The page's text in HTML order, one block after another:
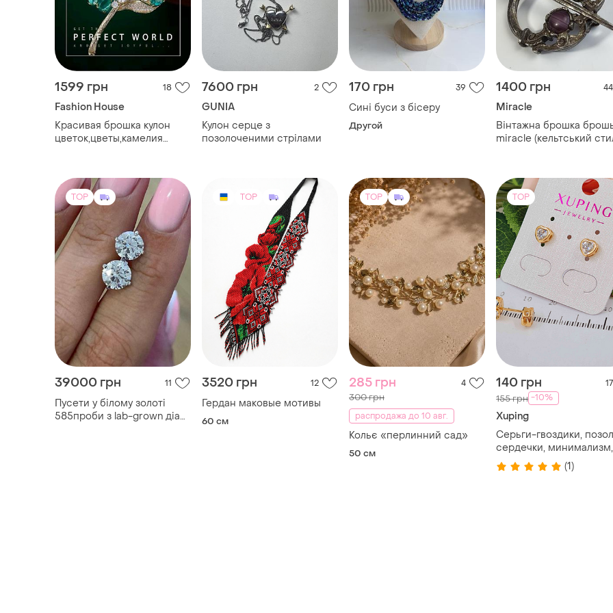
1599 грн 18
Fashion House
Красивая брошка кулон
цветок,цветы,камелия
7600 грн 2
GUNIA
Кулон серце з
позолоченими стрілами
170 грн 39
Сині буси з бісеру
Другой
1400 грн 44
Miracle
Вінтажна брошка брошь
miracle (кельтський
TOP
39000 грн 11
Пусети у бiлому золотi
585проби з lab-grown дiа
TOP
3520 грн 12
Гердан маковые мотивы
60 см
TOP
285 грн 4
300 грн
распродажа до 10 авг.
Кольє «перлинний сад»
50 см
TOP
140 грн 17
155 грн -10%
Xuping
Серьги-гвоздики,
сердечки, минимализм,
позолоченные(1)